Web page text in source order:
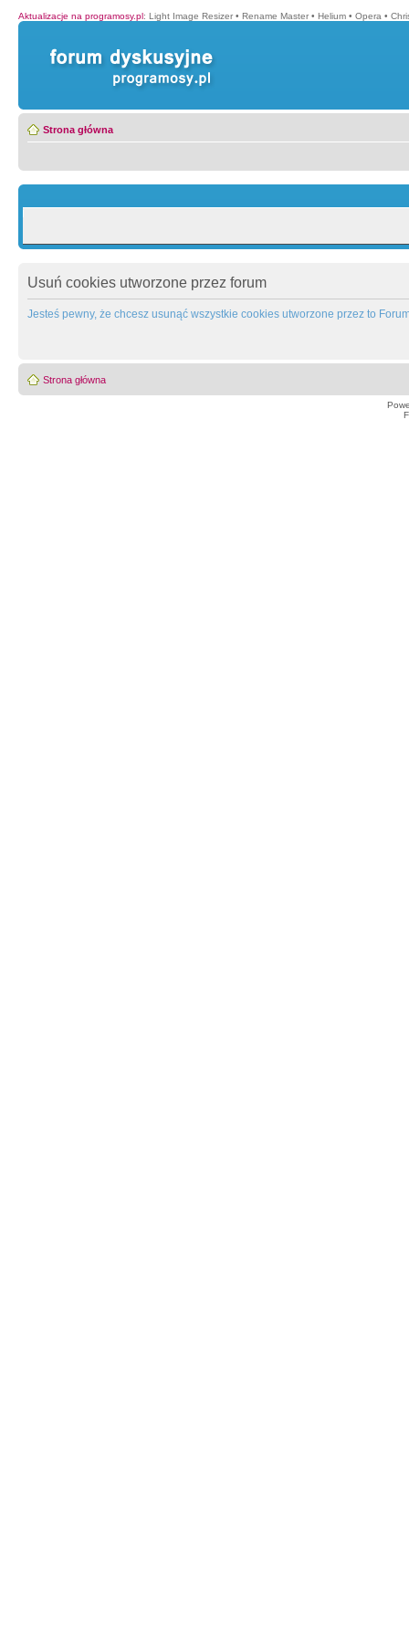
Aktualizacje na programosy.pl: Light Image Resizer • Rename Master • Helium • Opera •
Strona główna
Usuń cookies utworzone przez forum
Jesteś pewny, że chcesz usunąć wszystkie cookies utworzone przez to
Strona główna